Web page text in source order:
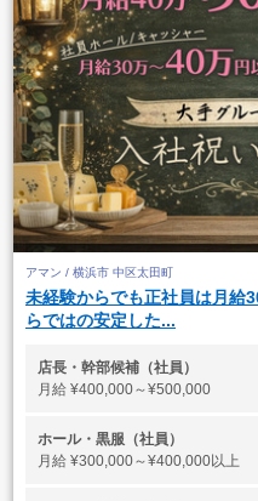
アマン / 横浜市 中区太田町
未経験からでも正社員は月給
らではの安定した...
店長・幹部候補（社員）
月給 ¥400,000～¥500,000
ホール・黒服（社員）
月給 ¥300,000～¥400,000以上